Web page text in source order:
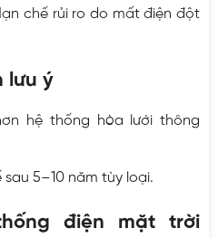
chế rủi ro do mất điện đột
lưu ý
hệ thống hòa lưới thông
5–10 năm tùy loại.
điện mặt trời